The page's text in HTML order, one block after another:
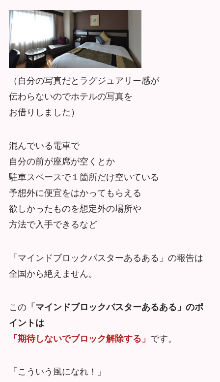
（自分の写真だとラグジュアリー感が
伝わらないのでホテルの写真を
お借りしました）
混んでいる電車で
自分の前が座席が空くとか
駐車スペースで１箇所だけ空いている
予想外に便宜をはかってもらえる
欲しかったものを想定外の場所や
方法で入手できるなど
「マインドブロックバスターあるある」の報告は
全国から絶えません。
この「マインドブロックバスターあるある」のポ
イントは
「期待しないでブロック解除する」 です。
「こういう風になれ！」